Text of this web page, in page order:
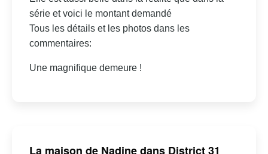
série et voici le montant demandé
Tous les détails et les photos dans les
commentaires:
Une magnifique demeure !
La maison de Nadine dans District 31